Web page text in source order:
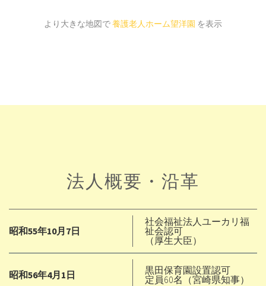
より大きな地図で養護老人ホーム望洋園 を表示
法人概要・沿革
昭和55年10月7日
社会福祉法人ユーカリ福
祉会認可
（厚生大臣）
昭和56年4月1日
黒田保育園設置認可
定員60名（宮崎県知事）